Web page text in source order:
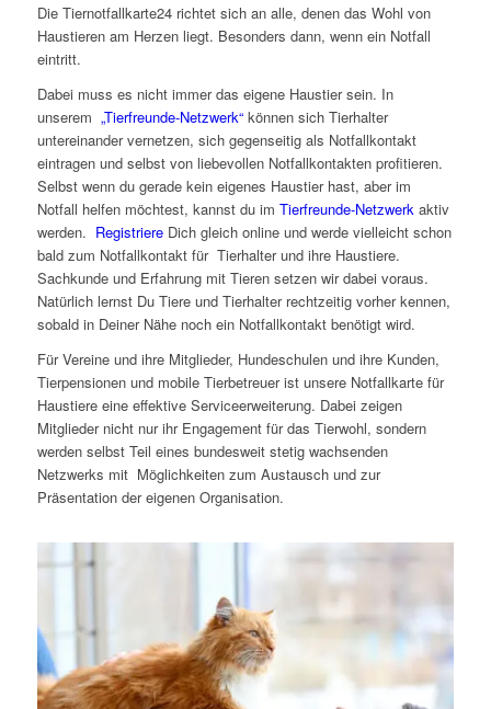
Die Tiernotfallkarte24 richtet sich an alle, denen das Wohl von
Haustieren am Herzen liegt. Besonders dann, wenn ein Notfall
eintritt.
Dabei muss es nicht immer das eigene Haustier sein. In
unserem „Tierfreunde-Netzwerk“können sich Tierhalter
untereinander vernetzen, sich gegenseitig als Notfallkontakt
eintragen und selbst von liebevollen Notfallkontakten profitieren.
Selbst wenn du gerade kein eigenes Haustier hast, aber im
Notfall helfen möchtest, kannst du im Tierfreunde-Netzwerk aktiv
werden. RegistriereDich gleich online und werde vielleicht schon
bald zum Notfallkontakt für Tierhalter und ihre Haustiere.
Sachkunde und Erfahrung mit Tieren setzen wir dabei voraus.
Natürlich lernst Du Tiere und Tierhalter rechtzeitig vorher kennen,
sobald in Deiner Nähe noch ein Notfallkontakt benötigt wird.
Für Vereine und ihre Mitglieder, Hundeschulen und ihre Kunden,
Tierpensionen und mobile Tierbetreuer ist unsere Notfallkarte für
Haustiere eine effektive Serviceerweiterung. Dabei zeigen
Mitglieder nicht nur ihr Engagement für das Tierwohl, sondern
werden selbst Teil eines bundesweit stetig wachsenden
Netzwerks mit Möglichkeiten zum Austausch und zur
Präsentation der eigenen Organisation.